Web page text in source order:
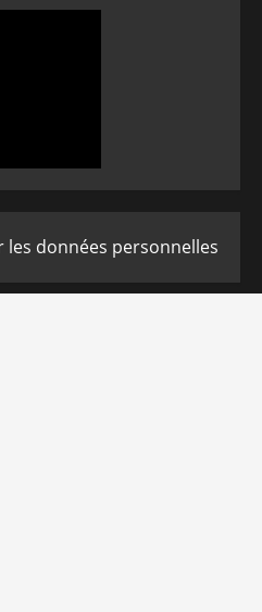
les données personnelles